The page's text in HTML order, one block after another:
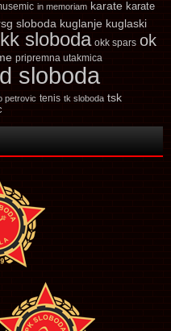
in memoriam karate karate
sloboda kuglanje kuglaski
sloboda okk spars ok
pripremna utakmica
sloboda
petrovic tenis tk sloboda tsk